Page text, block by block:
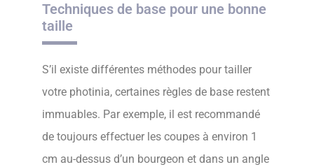
Techniques de base pour une bonne
taille
S’il existe différentes méthodes pour tailler
votre photinia, certaines règles de base restent
immuables. Par exemple, il est recommandé
de toujours effectuer les coupes à environ 1
cm au-dessus d’un bourgeon et dans un angle